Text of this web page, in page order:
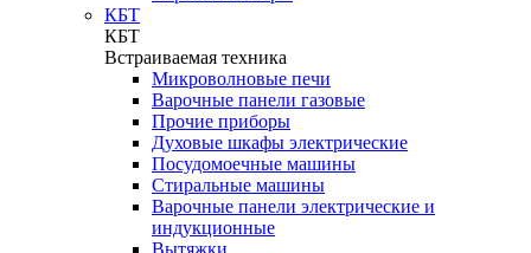
КБТ
КБТ
Встраиваемая техника
Микроволновые печи
Варочные панели газовые
Прочие приборы
Духовые шкафы электрические
Посудомоечные машины
Стиральные машины
Варочные панели электрические и
индукционные
Вытяжки